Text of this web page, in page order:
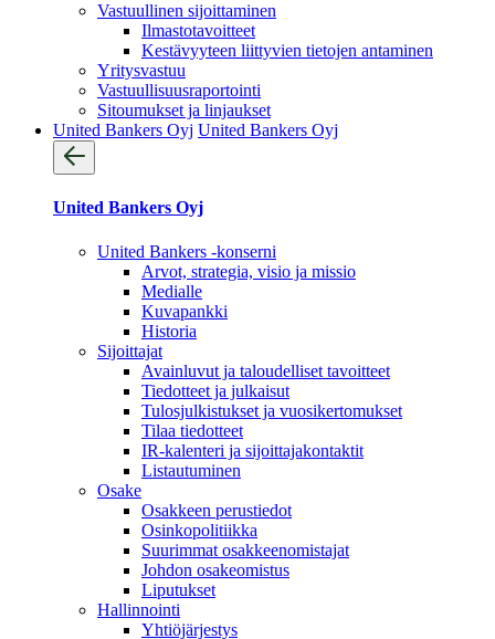
Vastuullinen sijoittaminen
Ilmastotavoitteet
Kestävyyteen liittyvien tietojen antaminen
Yritysvastuu
Vastuullisuus­raportointi
Sitoumukset ja linjaukset
United Bankers Oyj United Bankers Oyj
United Bankers Oyj
United Bankers -konserni
Arvot, strategia, visio ja missio
Medialle
Kuvapankki
Historia
Sijoittajat
Avainluvut ja taloudelliset tavoitteet
Tiedotteet ja julkaisut
Tulosjulkistukset ja vuosikertomukset
Tilaa tiedotteet
IR-kalenteri ja sijoittajakontaktit
Listautuminen
Osake
Osakkeen perustiedot
Osinkopolitiikka
Suurimmat osakkeenomistajat
Johdon osakeomistus
Liputukset
Hallinnointi
Yhtiöjärjestys